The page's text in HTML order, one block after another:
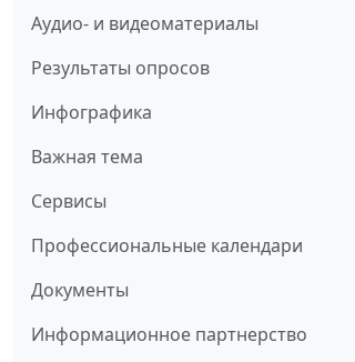
Аудио- и видеоматериалы
Результаты опросов
Инфографика
Важная тема
Сервисы
Профессиональные календари
Документы
Информационное партнерство